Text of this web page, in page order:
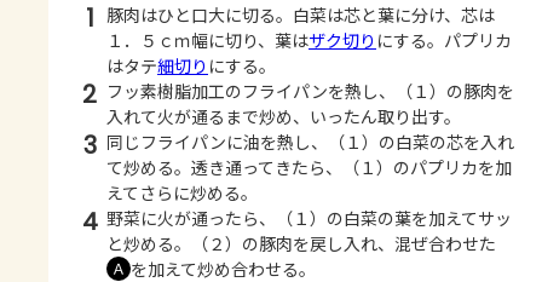
1 豚肉はひと口大に切る。白菜は芯と葉に分け、芯は
１．５ｃｍ幅に切り、葉はザク切り にする。パプリカ
はタテ細切り にする。
2 フッ素樹脂加工のフライパンを熱し、（１）の豚肉を
入れて火が通るまで炒め、いったん取り出す。
3 同じフライパンに油を熱し、（１）の白菜の芯を入れ
て炒める。透き通ってきたら、（１）のパプリカを加
えてさらに炒める。
4 野菜に火が通ったら、（１）の白菜の葉を加えてサッ
と炒める。（２）の豚肉を戻し入れ、混ぜ合わせた
Ａ を加えて炒め合わせる。